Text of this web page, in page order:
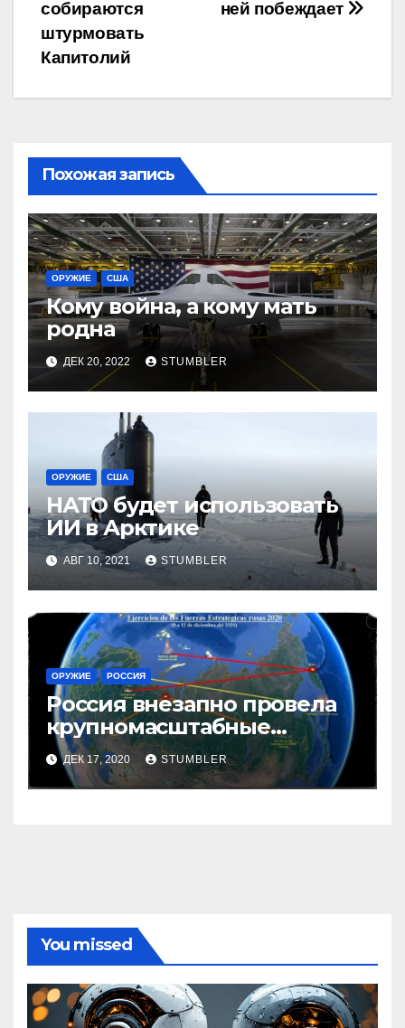
записям
ней побеждает
собираются
штурмовать
Капитолий
Похожая запись
ОРУЖИЕ США
Кому война, а кому мать
родна
ДЕК 20, 2022 STUMBLER
ОРУЖИЕ США
НАТО будет использовать
ИИ в Арктике
АВГ 10, 2021 STUMBLER
ОРУЖИЕ РОССИЯ
Россия внезапно провела
крупномасштабные
ядерные учения
ДЕК 17, 2020 STUMBLER
You missed